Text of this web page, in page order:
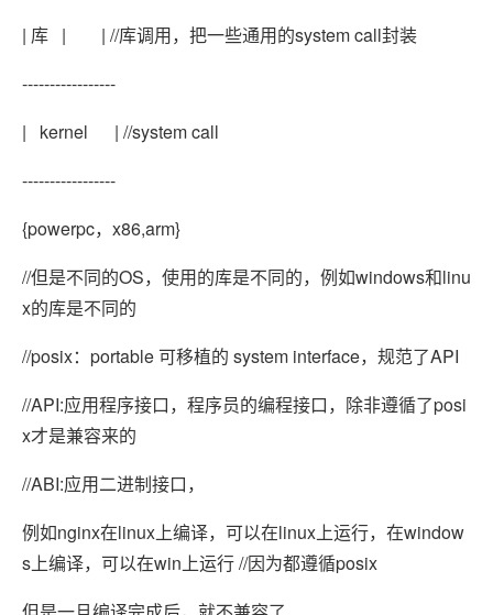
| 库 | | //库调用，把一些通用的system call封装
-----------------
| kernel | //system call
-----------------
{powerpc，x86,arm}
//但是不同的OS，使用的库是不同的，例如windows和linu
x的库是不同的
//posix：portable 可移植的 system interface，规范了API
//API:应用程序接口，程序员的编程接口，除非遵循了posi
x才是兼容来的
//ABI:应用二进制接口，
例如nginx在linux上编译，可以在linux上运行，在window
s上编译，可以在win上运行 //因为都遵循posix